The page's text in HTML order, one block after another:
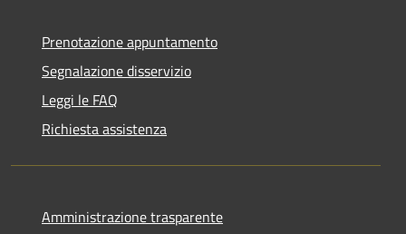
Prenotazione appuntamento
Segnalazione disservizio
Leggi le FAQ
Richiesta assistenza
Amministrazione trasparente